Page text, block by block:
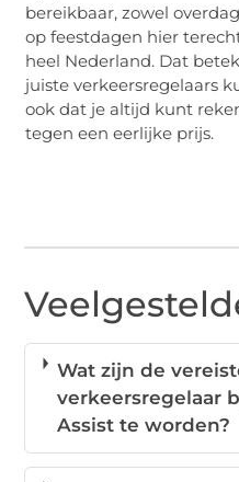
bereikbaar, zowel
op feestdagen hier
heel Nederland. Dat
juiste verkeersregelaars
ook dat je altijd kunt
tegen een eerlijke prijs.
Wat zijn de
verkeersregelaar
Assist te worden?